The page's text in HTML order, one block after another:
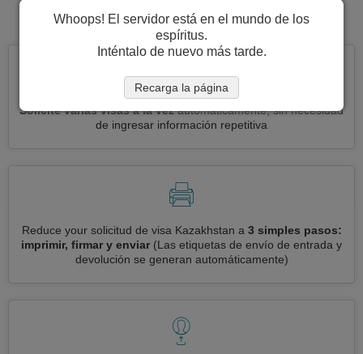
visa para Kazakhstan.
Solicite varias visas a la vezautomáticamente, sin necesidad
de ingresar información repetitiva
Reduce your solicitud de visa Kazakhstan a 3 simples pasos:
imprimir, firmar y enviar (Las etiquetas de envío de entrada y
devolución se generan automáticamente)
Whoops! El servidor está en el mundo de los
espíritus.
Inténtalo de nuevo más tarde.
Recarga la página